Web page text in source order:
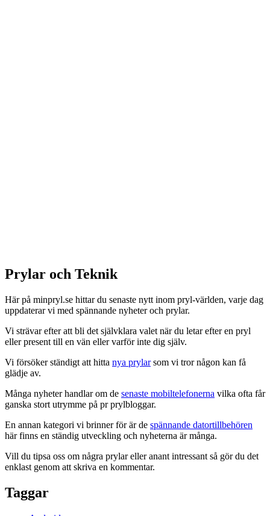
Prylar och Teknik
Här på minpryl.se hittar du senaste nytt inom pryl-världen, varje dag
uppdaterar vi med spännande nyheter och prylar.
Vi strävar efter att bli det självklara valet när du letar efter en pryl
eller present till en vän eller varför inte dig själv.
Vi försöker ständigt att hitta nya prylarsom vi tror någon kan få
glädje av.
Många nyheter handlar om de senaste mobiltelefonerna vilka ofta får
ganska stort utrymme på pr prylbloggar.
En annan kategori vi brinner för är de spännande datortillbehören
här finns en ständig utveckling och nyheterna är många.
Vill du tipsa oss om några prylar eller anant intressant så gör du det
enklast genom att skriva en kommentar.
Taggar